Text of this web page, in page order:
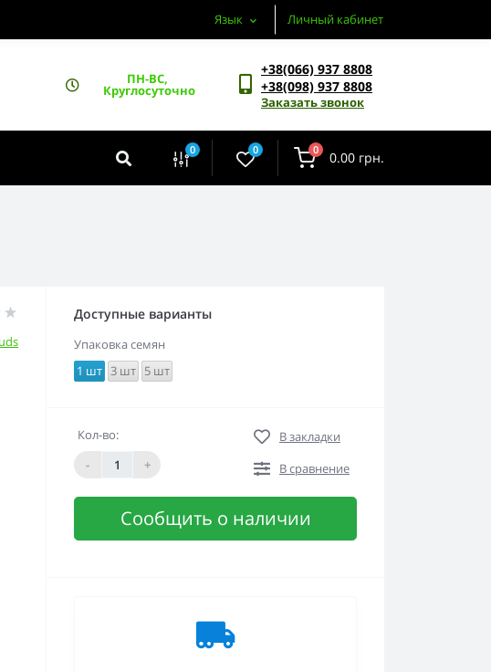
Язык Личный кабинет
ПН-ВС,
Круглосуточно
+38(066) 937 8808
+38(098) 937 8808
Заказать звонок
0 0 0 0.00 грн.
Доступные варианты
Упаковка семян
1 шт 3 шт 5 шт
Кол-во:
-
+
В закладки
В сравнение
Сообщить о наличии